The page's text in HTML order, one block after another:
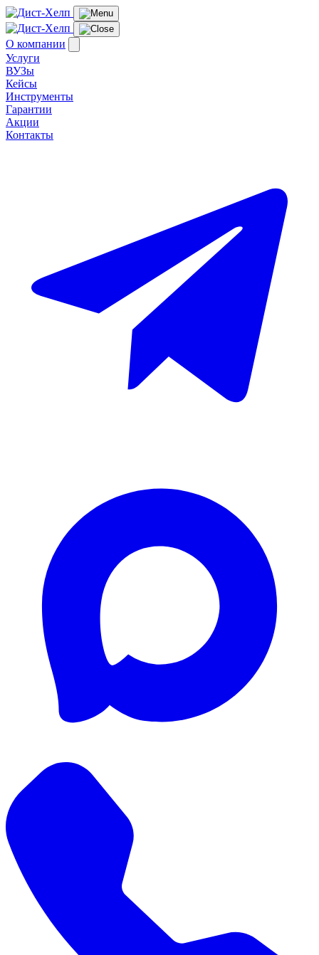
О компании
Услуги
ВУЗы
Кейсы
Инструменты
Гарантии
Акции
Контакты